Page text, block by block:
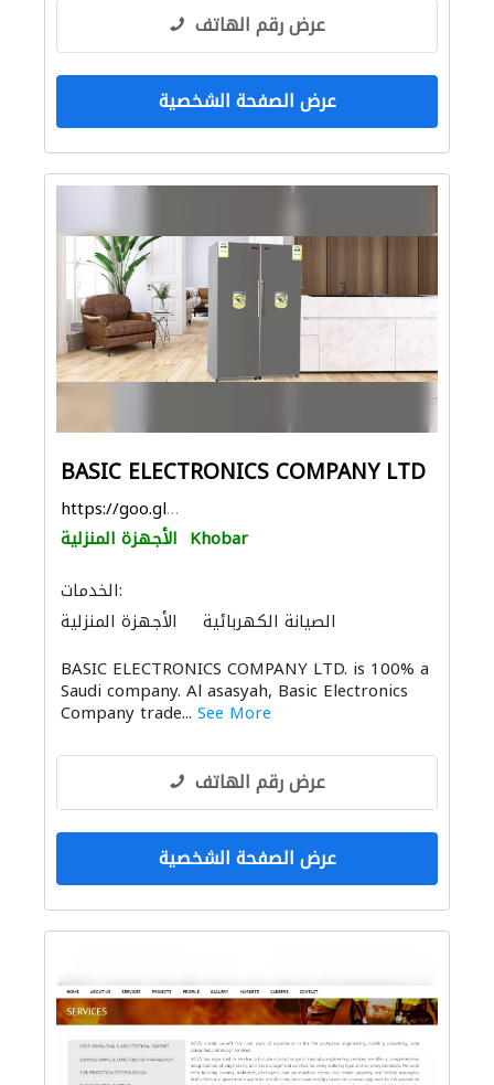
عرض رقم الهاتف
عرض الصفحة الشخصية
BASIC ELECTRONICS COMPANY LTD
https://goo.gl/maps/JgTVBpkDQgExw8fK8
الأجهزة المنزلية Khobar
الخدمات:
الأجهزة المنزلية
الصيانة الكهربائية
الحمامات والمطابخ
إكسسوارات المطابخ والحمامات
BASIC ELECTRONICS COMPANY LTD. is 100% a
Saudi company. Al asasyah, Basic Electronics
Company trade... See More
عرض رقم الهاتف
عرض الصفحة الشخصية